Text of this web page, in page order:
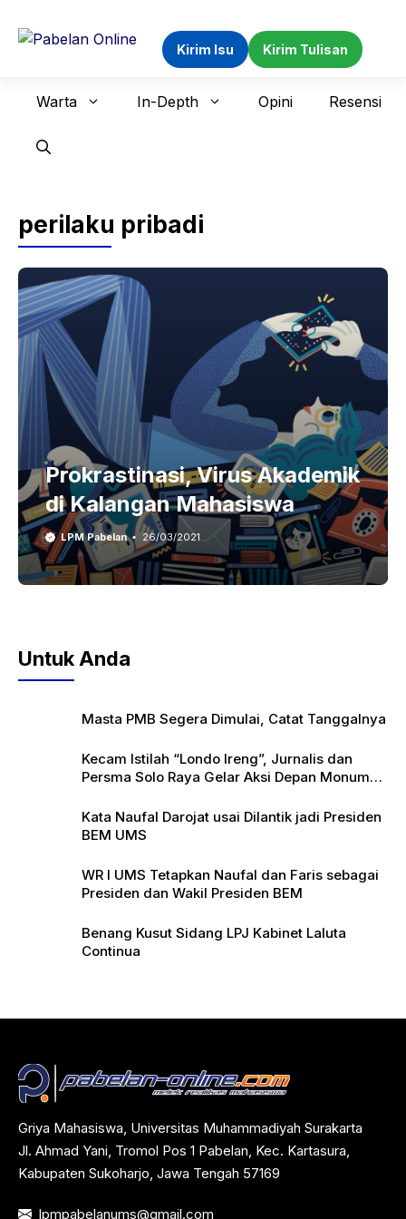
Kirim Isu Kirim Tulisan
Warta In-Depth Opini Resensi
perilaku pribadi
Prokrastinasi, Virus Akademik
di Kalangan Mahasiswa
LPM Pabelan 26/03/2021
Untuk Anda
Masta PMB Segera Dimulai, Catat Tanggalnya
Kecam Istilah “Londo Ireng”, Jurnalis dan
Persma Solo Raya Gelar Aksi Depan Monumen
Kata Naufal Darojat usai Dilantik jadi Presiden
BEM UMS
WR I UMS Tetapkan Naufal dan Faris sebagai
Presiden dan Wakil Presiden BEM
Benang Kusut Sidang LPJ Kabinet Laluta
Continua
Griya Mahasiswa, Universitas Muhammadiyah Surakarta
Jl. Ahmad Yani, Tromol Pos 1 Pabelan, Kec. Kartasura,
Kabupaten Sukoharjo, Jawa Tengah 57169
lpmpabelanums@gmail.com